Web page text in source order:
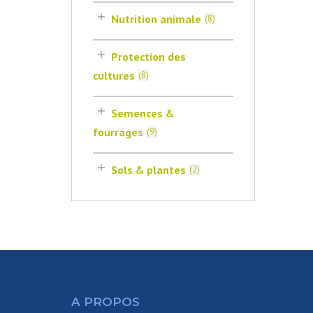
Nutrition animale (8)
Protection des
cultures (8)
Semences &
fourrages (9)
Sols & plantes (2)
A PROPOS